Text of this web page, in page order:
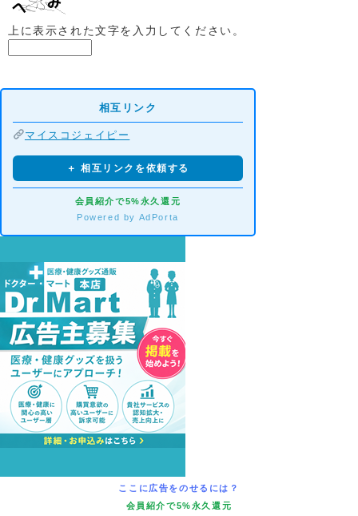
上に表示された文字を入力してください。
相互リンク
マイスコジェイピー
＋ 相互リンクを依頼する
会員紹介で5%永久還元
Powered by AdPorta
ここに広告をのせるには？
会員紹介で5%永久還元